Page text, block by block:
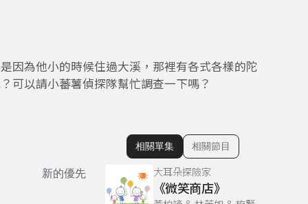
因為他小的時候住過大溪，那裡有各式各樣的陀
可以請小蕃薯偵探隊幫忙調查一下嗎？
新的優先
顯示相關單集
相關單集 相關節目
大耳朵探險家
《微笑商店》